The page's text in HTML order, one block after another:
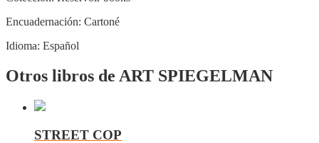
Encuadernación: Cartoné
Idioma: Español
Otros libros de ART SPIEGELMAN
STREET COP